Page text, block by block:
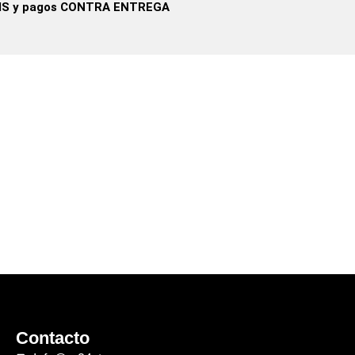
y pagos CONTRA ENTREGA
Contacto